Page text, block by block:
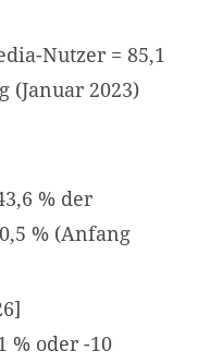
Nutzer = 85,1
(Januar 2023)
% der
% (Anfang
% oder -10